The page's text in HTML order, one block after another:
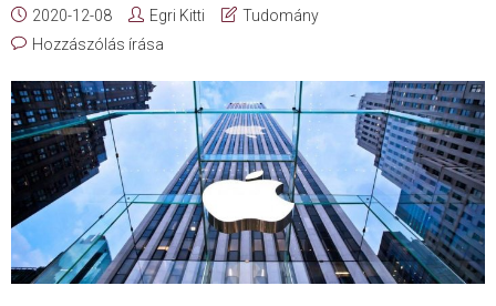
2020-12-08 Egri Kitti
Tudomány
Hozzászólás írása